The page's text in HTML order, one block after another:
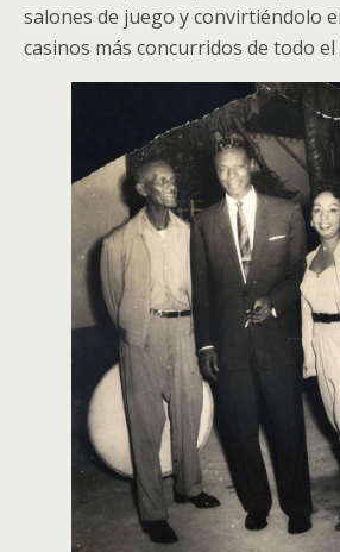
salones de juego y convirtiéndolo
casinos más concurridos de todo